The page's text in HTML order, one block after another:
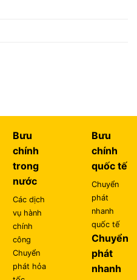
Bưu
chính
trong
nước
Các dịch
vụ hành
chính
công
Chuyển
phát hỏa
Bưu
chính
quốc tế
Chuyển
phát
nhanh
quốc tế
Chuyển
phát
nhanh